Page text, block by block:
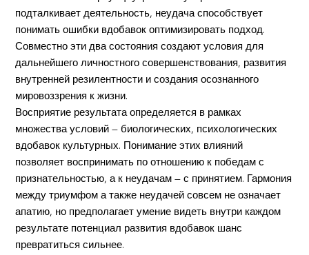
подталкивает деятельность, неудача способствует
понимать ошибки вдобавок оптимизировать подход.
Совместно эти два состояния создают условия для
дальнейшего личностного совершенствования, развития
внутренней резилентности и создания осознанного
мировоззрения к жизни.
Восприятие результата определяется в рамках
множества условий — биологических, психологических
вдобавок культурных. Понимание этих влияний
позволяет воспринимать по отношению к победам с
признательностью, а к неудачам — с принятием. Гармония
между триумфом а также неудачей совсем не означает
апатию, но предполагает умение видеть внутри каждом
результате потенциал развития вдобавок шанс
превратиться сильнее.